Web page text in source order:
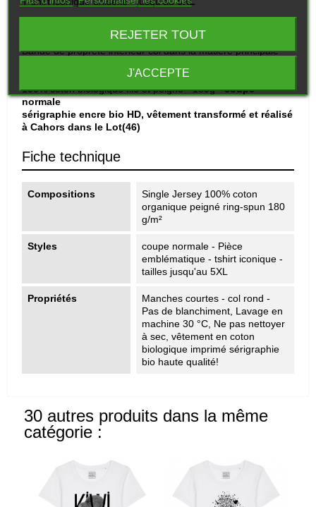
Bande de propreté intérieur col dans la matière principale
100% coton biologique filé et peigné - 180g -coupe
normale
sérigraphie encre bio HD, vêtement transformé et réalisé
à Cahors dans le Lot(46)
Fiche technique
Compositions
Single Jersey 100% coton
organique peigné ring-spun 180
g/m²
Styles
coupe normale - Pièce
emblématique - tshirt iconique -
tailles jusqu'au 5XL
Propriétés
Manches courtes - col rond -
Pas de blanchiment, Lavage en
machine 30 °C, Ne pas nettoyer
à sec, vêtement en coton
biologique imprimé sérigraphie
bio haute qualité!
30 autres produits dans la même
catégorie :
REJETER TOUT
J'ACCEPTE